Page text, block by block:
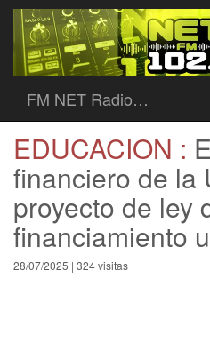
FM NET Radio…
EDUCACION :
financiero de la
proyecto de ley
financiamiento
28/07/2025 | 324 visitas